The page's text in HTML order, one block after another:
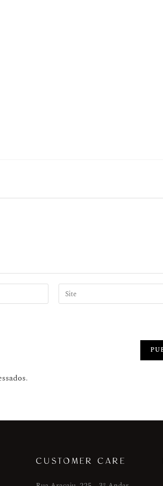
.
CUSTOMER CARE